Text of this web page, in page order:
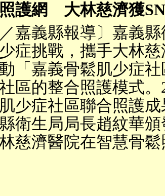
護網 大林慈濟獲
／嘉義縣報導〕嘉義
症挑戰，攜手大林
「嘉義骨鬆肌少症
區的整合照護模式。
少症社區聯合照護成
衛生局局長趙紋華頒
慈濟醫院在智慧骨